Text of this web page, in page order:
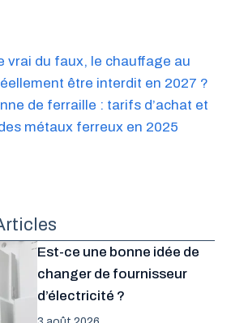
vrai du faux, le chauffage au
être interdit en 2027 ?
de ferraille : tarifs d’achat et
métaux ferreux en 2025
Est-ce une bonne idée de
changer de fournisseur
d’électricité ?